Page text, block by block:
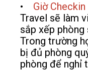
• Giờ Checkin
Travel sẽ làm
sắp xếp phòng
Trong trường
bị đủ phòng
phòng để nghỉ